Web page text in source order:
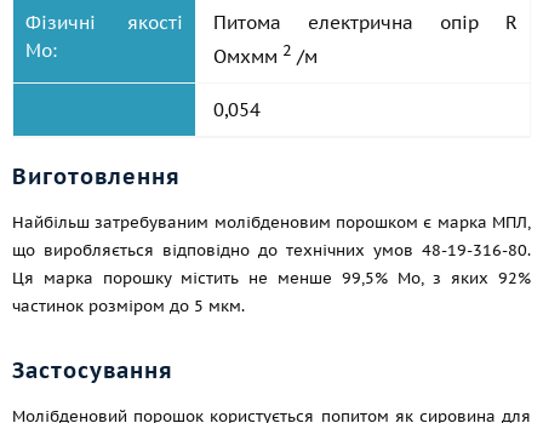
Фізичні якості
Мо:
Питома електрична опір R
Омxмм 2 /м
0,054
Виготовлення
Найбільш затребуваним молібденовим порошком є марка МПЛ,
що виробляється відповідно до технічних умов 48-19-316-80.
Ця марка порошку містить не менше 99,5% Mo, з яких 92%
частинок розміром до 5 мкм.
Застосування
Молібденовий порошок користується попитом як сировина для